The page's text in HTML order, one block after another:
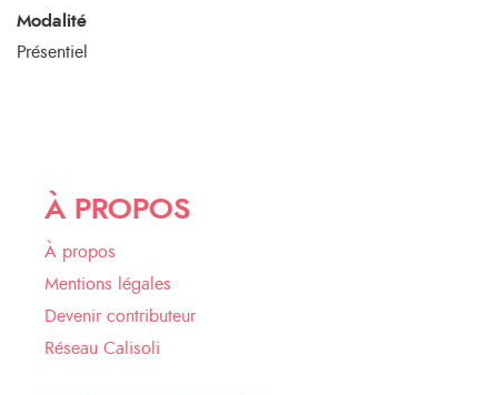
Modalité
Présentiel
À PROPOS
À propos
Mentions légales
Devenir contributeur
Réseau Calisoli